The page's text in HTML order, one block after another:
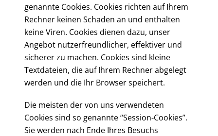
genannte Cookies. Cookies richten auf Ihrem
Rechner keinen Schaden an und enthalten
keine Viren. Cookies dienen dazu, unser
Angebot nutzerfreundlicher, effektiver und
sicherer zu machen. Cookies sind kleine
Textdateien, die auf Ihrem Rechner abgelegt
werden und die Ihr Browser speichert.
Die meisten der von uns verwendeten
Cookies sind so genannte “Session-Cookies”.
Sie werden nach Ende Ihres Besuchs